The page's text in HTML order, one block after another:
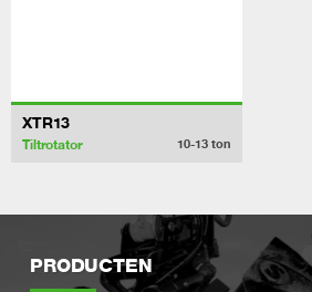
XTR13
Tiltrotator 10-13 ton
PRODUCTEN